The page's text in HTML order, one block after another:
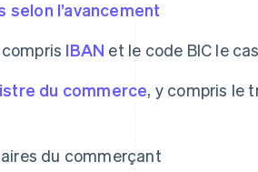
l’avancement
IBAN et le code BIC le
du commerce, y compris le
du commerçant